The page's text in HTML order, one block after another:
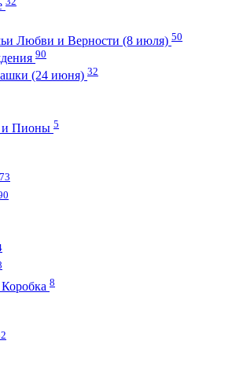
Любви и Верности (8 июля) 50
90
(24 июня) 32
и Пионы 5
73
8